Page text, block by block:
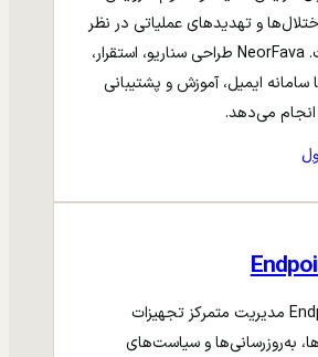
و تهدیدهای عملیاتی در نظر
گرفته شده است. NeorFava طراحی سناریو، استقرار،
سامانه ایمیل، آموزش و پشتیبانی
Endpoint Central مدیریت متمرکز تجهیزات
به‌روزرسانی‌ها و سیاست‌های